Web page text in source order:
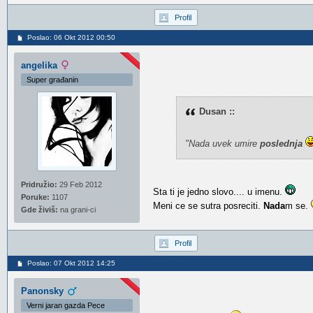
Profil
Poslao: 06 Okt 2012 00:50
angelika
Super građanin
Pridružio: 29 Feb 2012
Poruke: 1107
Gde živiš: na grani-ci
Dusan ::
"Nada uvek umire poslednja
Sta ti je jedno slovo.... u imenu.
Meni ce se sutra posreciti. Nadam se.
Profil
Poslao: 07 Okt 2012 14:25
Panonsky
Verni jaran gazda Pece